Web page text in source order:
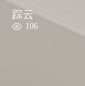
踪云
106